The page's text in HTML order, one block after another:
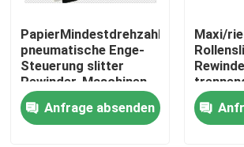
Zu Hause
PapierMindestdrehzahl-
pneumatische Enge-
Steuerung slitter
Rewinder-Maschinen-
5.5-11Kw 200m/
Anfrage absenden
Maxi/